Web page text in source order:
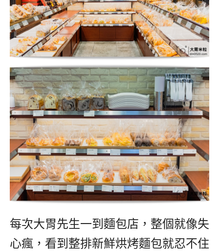
每次大胃先生一到麵包店，整個就像失
心瘋，看到整排新鮮烘烤麵包就忍不住